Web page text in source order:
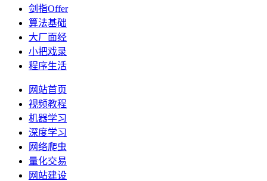
剑指Offer
算法基础
大厂面经
小把戏录
程序生活
网站首页
视频教程
机器学习
深度学习
网络爬虫
量化交易
网站建设